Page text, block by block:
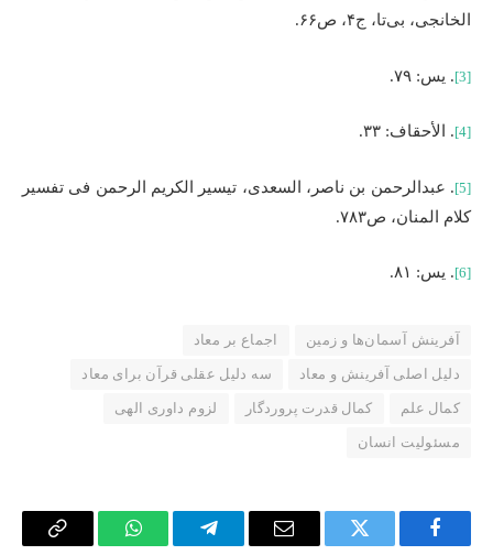
الخانجی، بی‌تا، ج۴، ص۶۶.
[3]. یس: ۷۹.
[4]. الأحقاف: ۳۳.
[5]. عبدالرحمن بن ناصر، السعدی، تیسیر الکریم الرحمن فی تفسیر
کلام المنان، ص۷۸۳.
[6]. یس: ۸۱.
آفرینش آسمان‌ها و زمین
اجماع بر معاد
دلیل اصلی آفرینش و معاد
سه دلیل عقلی قرآن برای معاد
کمال علم
کمال قدرت پروردگار
لزوم داوری الهی
مسئولیت انسان
Facebook
Twitter
Email
Telegram
WhatsApp
Copy